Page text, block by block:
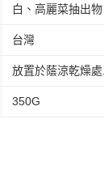
白、高麗菜抽出物
台灣
放置於蔭涼乾燥
350G